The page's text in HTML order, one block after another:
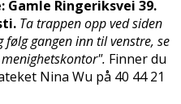
Gamle Ringeriksvei 39.
Ta trappen opp ved siden
gangen inn til venstre, se
Finner du
Nina Wu på 40 44 21